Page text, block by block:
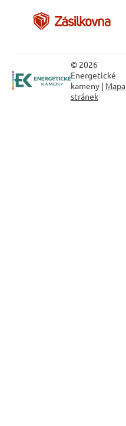
© 2026
Energetické
kameny | Mapa
stránek